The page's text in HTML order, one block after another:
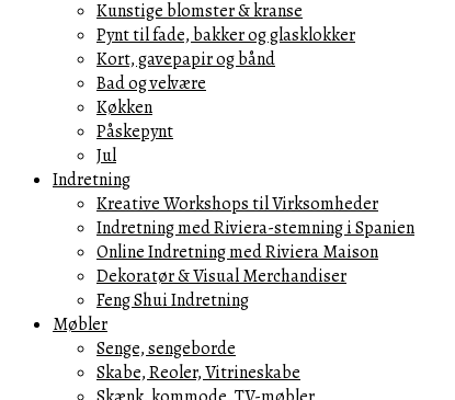
Kunstige blomster & kranse
Pynt til fade, bakker og glasklokker
Kort, gavepapir og bånd
Bad og velvære
Køkken
Påskepynt
Jul
Indretning
Kreative Workshops til Virksomheder
Indretning med Riviera-stemning i Spanien
Online Indretning med Riviera Maison
Dekoratør & Visual Merchandiser
Feng Shui Indretning
Møbler
Senge, sengeborde
Skabe, Reoler, Vitrineskabe